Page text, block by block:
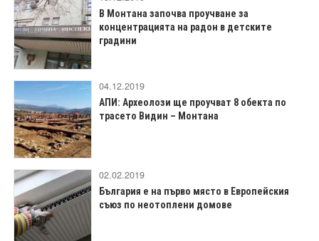
В Монтана започва проучване за
концентрацията на радон в детските
градини
04.12.2019
АПИ: Археолози ще проучват 8 обекта по
трасето Видин – Монтана
02.02.2019
България е на първо място в Европейския
съюз по неотоплени домове